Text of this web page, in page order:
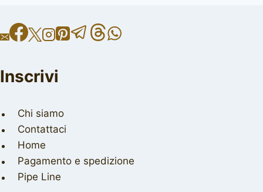
Inscrivi
Chi siamo
Contattaci
Home
Pagamento e spedizione
Pipe Line